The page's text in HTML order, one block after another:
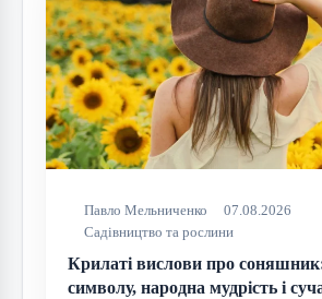
Павло Мельниченко
07.08.2026
Садівництво та рослини
Крилаті вислови про
символу, народна мудрість і